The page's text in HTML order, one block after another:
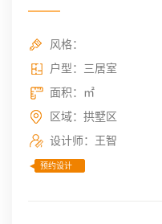
风格：
户型：三居室
面积：㎡
区域：拱墅区
设计师：王智
预约设计